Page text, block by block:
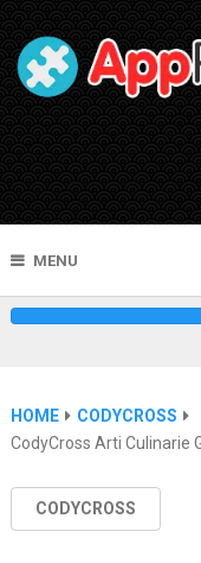
MENU
HOME
CODYCROSS
CodyCross Arti Culinarie
CODYCROSS